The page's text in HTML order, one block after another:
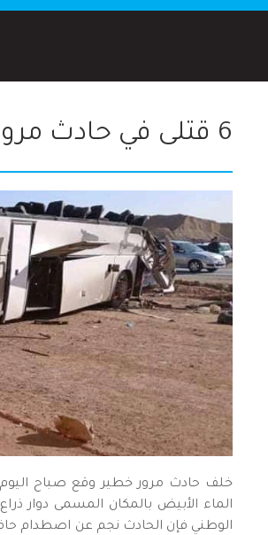
6 قتلى في حادث مرور بتبسة
الوطني فإن الحادث نجم عن اصطدام